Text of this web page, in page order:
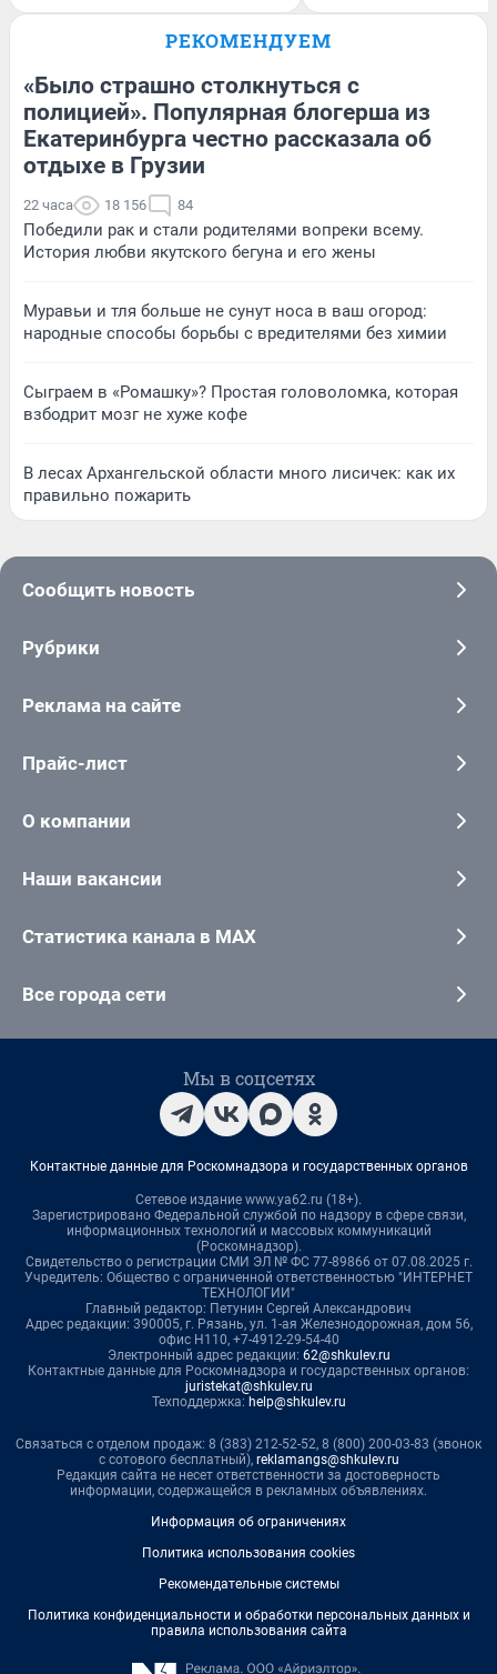
РЕКОМЕНДУЕМ
«Было страшно столкнуться с
полицией». Популярная блогерша из
Екатеринбурга честно рассказала об
отдыхе в Грузии
22 часа 18 156 84
Победили рак и стали родителями вопреки всему.
История любви якутского бегуна и его жены
Муравьи и тля больше не сунут носа в ваш огород:
народные способы борьбы с вредителями без химии
Сыграем в «Ромашку»? Простая головоломка, которая
взбодрит мозг не хуже кофе
В лесах Архангельской области много лисичек: как их
правильно пожарить
Сообщить новость
Рубрики
Реклама на сайте
Прайс-лист
О компании
Наши вакансии
Статистика канала в MAX
Все города сети
Мы в соцсетях
Контактные данные для Роскомнадзора и государственных органов
Сетевое издание www.ya62.ru (18+).
Зарегистрировано Федеральной службой по надзору в сфере связи,
информационных технологий и массовых коммуникаций
(Роскомнадзор).
Свидетельство о регистрации СМИ ЭЛ № ФС 77-89866 от 07.08.2025 г.
Учредитель: Общество с ограниченной ответственностью "ИНТЕРНЕТ
ТЕХНОЛОГИИ"
Главный редактор: Петунин Сергей Александрович
Адрес редакции: 390005, г. Рязань, ул. 1-ая Железнодорожная, дом 56,
офис Н110, +7-4912-29-54-40
Электронный адрес редакции: 62@shkulev.ru
Контактные данные для Роскомнадзора и государственных органов:
juristekat@shkulev.ru
Техподдержка: help@shkulev.ru
Связаться с отделом продаж: 8 (383) 212-52-52, 8 (800) 200-03-83 (звонок
с сотового бесплатный), reklamangs@shkulev.ru
Редакция сайта не несет ответственности за достоверность
информации, содержащейся в рекламных объявлениях.
Информация об ограничениях
Политика использования cookies
Рекомендательные системы
Политика конфиденциальности и обработки персональных данных и
правила использования сайта